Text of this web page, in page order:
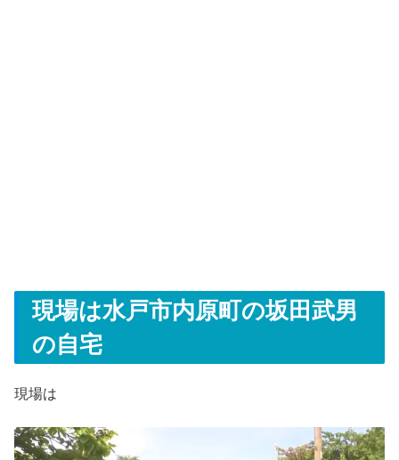
現場は水戸市内原町の坂田武男
の自宅
現場は